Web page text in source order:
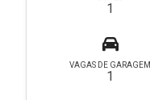
1
VAGAS DE GARAGEM
1